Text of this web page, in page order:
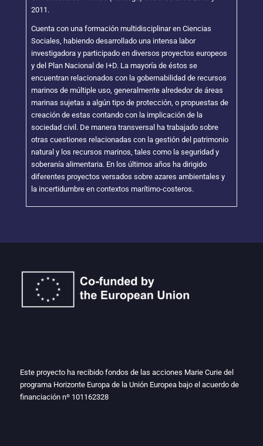
2011.
Cuenta con una formación multidisciplinar en Ciencias
Sociales, habiendo desarrollado una intensa labor
investigadora y participado en diversos proyectos europeos
y del Plan Nacional de I+D. La mayoría de éstos se
encuentran relacionados con la gobernabilidad de recursos
marinos de múltiple uso, generalmente alrededor de áreas
marinas sujetas a algún tipo de protección, o propuestas de
creación de estas contando con la implicación de la
sociedad civil. De manera transversal ha trabajado sobre
otras cuestiones relacionadas con la gestión del patrimonio
natural y los recursos marinos, tales como la seguridad y
soberanía alimentaria. En los últimos años ha dirigido
diferentes proyectos versados sobre azares ambientales y
la incertidumbre en contextos marítimo-costeros.
Este proyecto ha recibido fondos de las acciones Marie Curie del
programa Horizonte Europa de la Unión Europea bajo el acuerdo de
financiación nº 101162328